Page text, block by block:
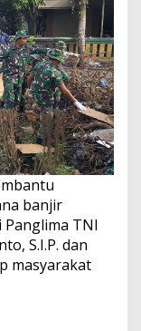
banjir
TNI
S.I.P. dan
masyarakat